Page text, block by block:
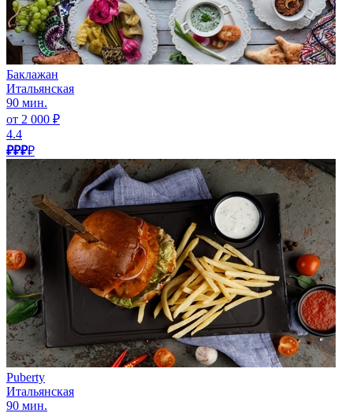
Баклажан
Итальянская
90 мин.
от 2 000 ₽
4.4
₽₽₽₽
Puberty
Итальянская
90 мин.